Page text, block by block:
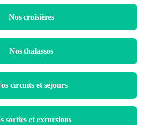
Nos croisières
Nos thalassos
circuits et séjours
sorties et excursions